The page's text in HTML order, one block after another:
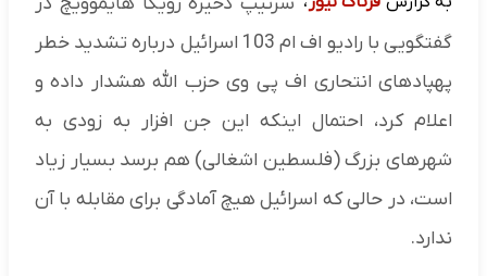
گفتگویی با رادیو اف ام 103 اسرائیل درباره تشدید خطر
پهپادهای انتحاری اف پی وی حزب الله هشدار داده و
اعلام کرد، احتمال اینکه این جن افزار به زودی به
شهرهای بزرگ (فلسطین اشغالی) هم برسد بسیار زیاد
است، در حالی که اسرائیل هیچ آمادگی برای مقابله با آن
ندارد.